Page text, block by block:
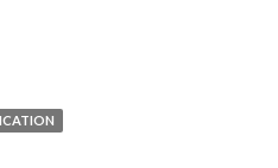
Palm от TCL уже на нашем